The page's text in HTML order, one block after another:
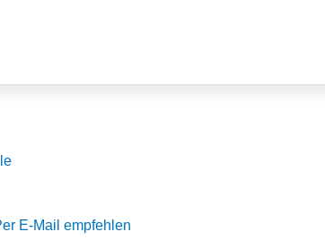
E-Mail empfehlen